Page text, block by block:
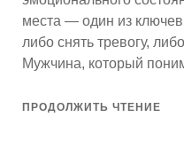
места — один из
либо снять тревогу,
Мужчина, который
ПРОДОЛЖИТЬ ЧТЕНИЕ